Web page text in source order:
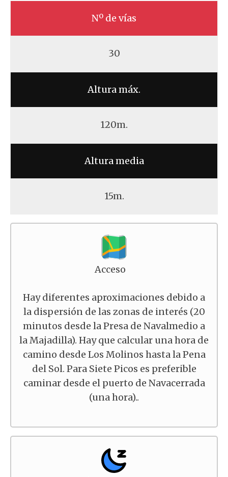
Nº de vías
30
Altura máx.
120m.
Altura media
15m.
Acceso
Hay diferentes aproximaciones debido a
la dispersión de las zonas de interés (20
minutos desde la Presa de Navalmedio a
la Majadilla). Hay que calcular una hora de
camino desde Los Molinos hasta la Pena
del Sol. Para Siete Picos es preferible
caminar desde el puerto de Navacerrada
(una hora)..